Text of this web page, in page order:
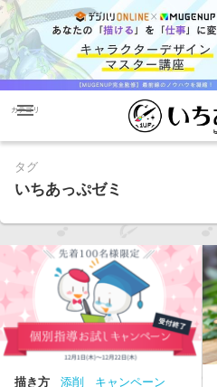
menu
カテゴリ
タグ
いちあっぷゼミ
描き方 添削
キャンペーン